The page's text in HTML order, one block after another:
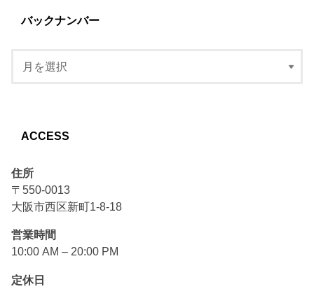
バックナンバー
ACCESS
住所
〒550-0013
大阪市西区新町1-8-18
営業時間
10:00 AM – 20:00 PM
定休日